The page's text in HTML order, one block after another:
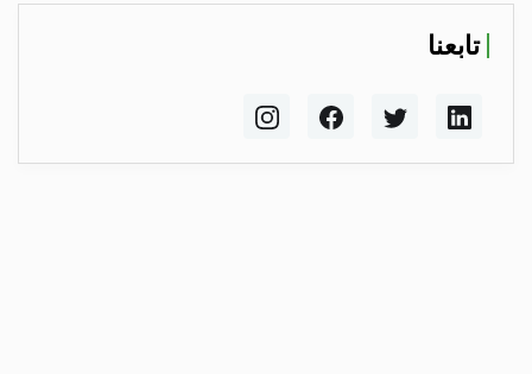
تابعنا